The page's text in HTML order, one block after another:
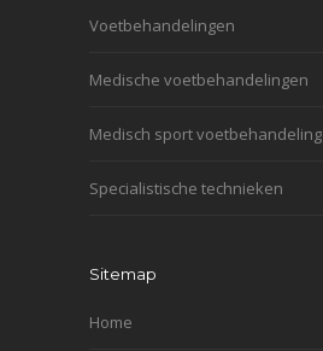
Voetbehandelingen
Medische voetbehandelingen
Medisch sport voetbehandeling
Specialistische technieken
Sitemap
Home